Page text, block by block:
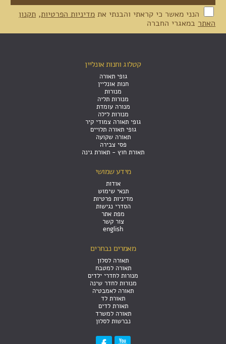
הנני מאשר כי קראתי והבנתי את מדיניות הפרטיות, תקנון
האתר במאגרי החברה
קטלוג וחנות אונליין
גופי תאורה
חנות אונליין
מנורות
מנורות תליה
מנורה עומדת
מנורות לילה
גופי תאורה צמודי קיר
גופי תאורה תלויים
תאורה שקועה
פסי צבירה
תאורת חוץ - תאורת גינה
מידע שמושי
אודות
תנאי שימוש
מדיניות פרטיות
הסדרי נגישות
מפת אתר
צור קשר
english
מאמרים נבחרים
תאורה לסלון
תאורה למטבח
מנורות לחדרי ילדים
מנורות לחדר שינה
תאורה לאמבטיה
תאורת לד
תאורת לדים
תאורה למשרד
נברשות לסלון